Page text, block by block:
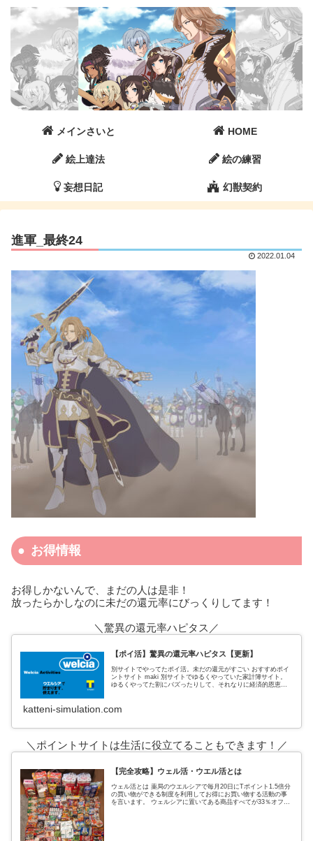
メインさいと HOME
絵上達法 絵の練習
妄想日記 幻獣契約
進軍_最終24
2022.01.04
お得情報
お得しかないんで、まだの人は是非！
放ったらかしなのに未だの還元率にびっくりしてます！
＼驚異の還元率ハピタス／
【ポイ活】驚異の還元率ハピタス【更新】
別サイトでやってたポイ活。未だの還元がすごい おすすめポイ
ントサイト maki 別サイトでゆるくやっていた家計簿サイト。
ゆるくやってた割にバズったりして、それなりに経済的恩恵も
katteni-simulation.com
＼ポイントサイトは生活に役立てることもできます！／
【完全攻略】ウェル活・ウエル活とは
ウェル活とは 薬局のウエルシアで毎月20日にTポイント1.5倍分
の買い物ができる制度を利用してお得にお買い物する活動の事
を言います。 ウェルシアに置いてある商品すべてが33％オフに